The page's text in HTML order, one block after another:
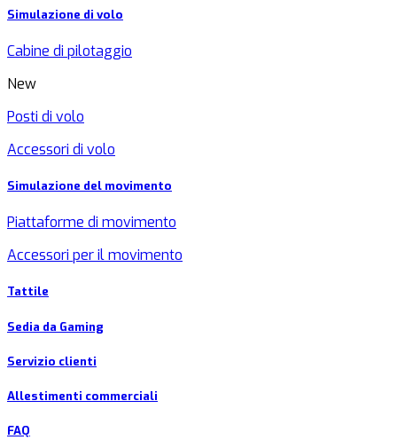
Simulazione di volo
Cabine di pilotaggio
New
Posti di volo
Accessori di volo
Simulazione del movimento
Piattaforme di movimento
Accessori per il movimento
Tattile
Sedia da Gaming
Servizio clienti
Allestimenti commerciali
FAQ